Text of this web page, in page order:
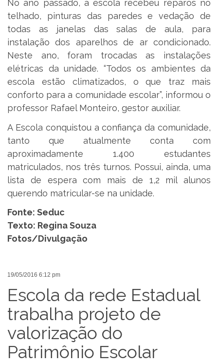
No ano passado, a escola recebeu reparos no
telhado, pinturas das paredes e vedação de
todas as janelas das salas de aula, para
instalação dos aparelhos de ar condicionado.
Neste ano, foram trocadas as instalações
elétricas da unidade. “Todos os ambientes da
escola estão climatizados, o que traz mais
conforto para a comunidade escolar”, informou o
professor Rafael Monteiro, gestor auxiliar.
A Escola conquistou a confiança da comunidade,
tanto que atualmente conta com
aproximadamente 1.400 estudantes
matriculados, nos três turnos. Possui, ainda, uma
lista de espera com mais de 1,2 mil alunos
querendo matricular-se na unidade.
Fonte: Seduc
Texto: Regina Souza
Fotos/Divulgação
19/05/2016 6:12 pm
Escola da rede Estadual
trabalha projeto de
valorização do
Patrimônio Escolar